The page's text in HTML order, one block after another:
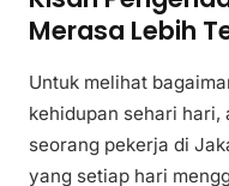
Merasa Lebih
Untuk melihat
kehidupan sehari hari,
seorang pekerja di
yang setiap hari